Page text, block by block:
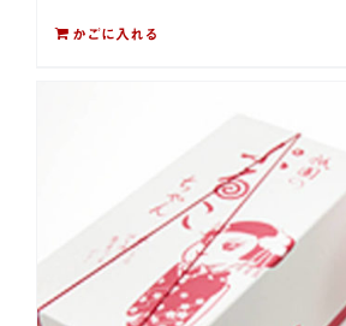
かごに入れる